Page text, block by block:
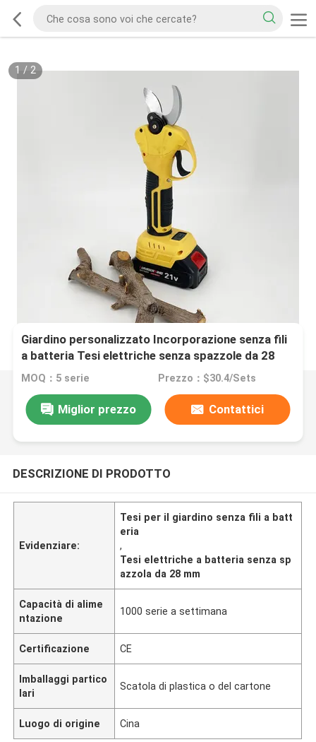
1 / 2
Giardino personalizzato Incorporazione senza fili
a batteria Tesi elettriche senza spazzole da 28
mm Tagliatrici elettriche
MOQ：5 serie Prezzo：$30.4/Sets
Miglior prezzo Contattici
DESCRIZIONE DI PRODOTTO
Evidenziare:
Tesi per il giardino senza fili a batt
eria
,
Tesi elettriche a batteria senza sp
azzola da 28 mm
Capacità di alime
ntazione
1000 serie a settimana
Certificazione CE
Imballaggi partico
lari
Scatola di plastica o del cartone
Luogo di origine Cina